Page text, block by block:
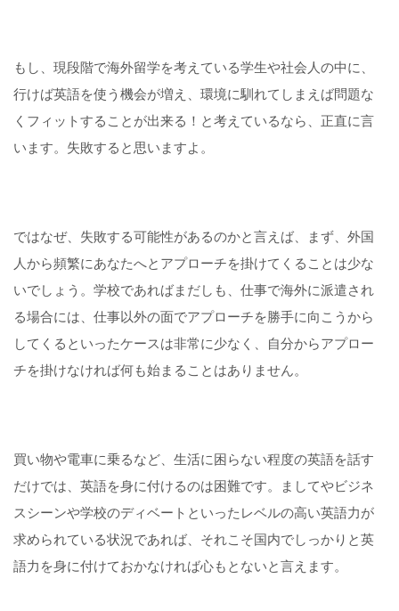
もし、現段階で海外留学を考えている学生や社会人の中に、
行けば英語を使う機会が増え、環境に馴れてしまえば問題な
くフィットすることが出来る！と考えているなら、正直に言
います。失敗すると思いますよ。
ではなぜ、失敗する可能性があるのかと言えば、まず、外国
人から頻繁にあなたへとアプローチを掛けてくることは少な
いでしょう。学校であればまだしも、仕事で海外に派遣され
る場合には、仕事以外の面でアプローチを勝手に向こうから
してくるといったケースは非常に少なく、自分からアプロー
チを掛けなければ何も始まることはありません。
買い物や電車に乗るなど、生活に困らない程度の英語を話す
だけでは、英語を身に付けるのは困難です。ましてやビジネ
スシーンや学校のディベートといったレベルの高い英語力が
求められている状況であれば、それこそ国内でしっかりと英
語力を身に付けておかなければ心もとないと言えます。